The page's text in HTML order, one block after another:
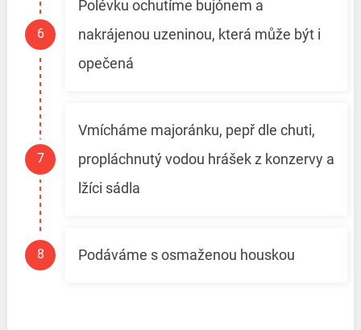
Polévku ochutíme bujónem a
nakrájenou uzeninou, která může být i
opečená
Vmícháme majoránku, pepř dle chuti,
propláchnutý vodou hrášek z konzervy a
lžíci sádla
Podáváme s osmaženou houskou